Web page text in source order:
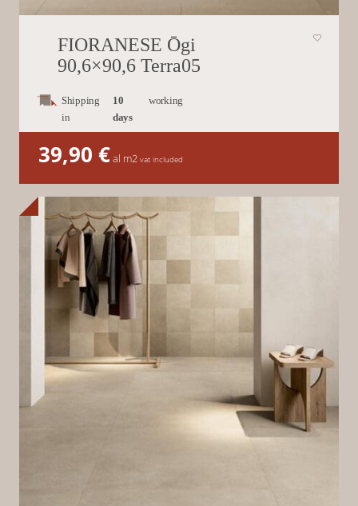
FIORANESE Ōgi
90,6×90,6 Terra05
Shipping
in
10
days
working
39,90 €al m2 vat included